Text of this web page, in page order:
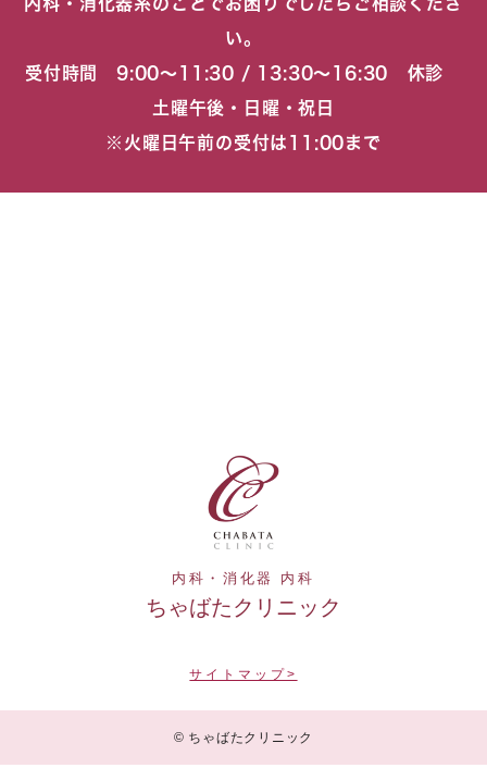
い。
受付時間 9:00〜11:30 / 13:30〜16:30 休診
土曜午後・日曜・祝日
※火曜日午前の受付は11:00まで
内科・消化器 内科
ちゃばたクリニック
サイトマップ>
© ちゃばたクリニック